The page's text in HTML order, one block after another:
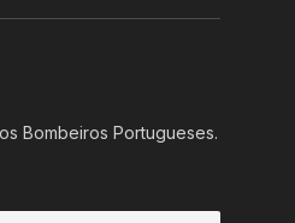
Bombeiros Portugueses.